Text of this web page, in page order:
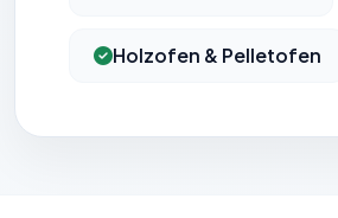
Holzofen & Pelletofen